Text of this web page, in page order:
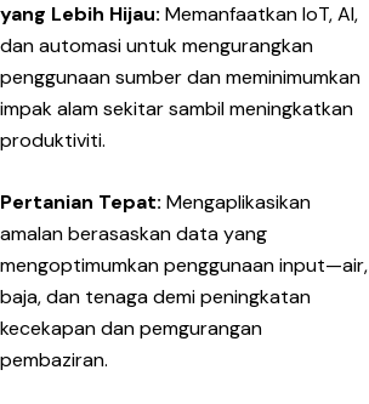
yang Lebih Hijau: Memanfaatkan IoT, AI,
dan automasi untuk mengurangkan
penggunaan sumber dan meminimumkan
impak alam sekitar sambil meningkatkan
produktiviti.
Pertanian Tepat: Mengaplikasikan
amalan berasaskan data yang
mengoptimumkan penggunaan input—air,
baja, dan tenaga demi peningkatan
kecekapan dan pemgurangan
pembaziran.